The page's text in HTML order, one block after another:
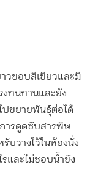
าวขอบสีเขียวและมี
งทนทานและยัง
ปขยายพันธุ์ต่อได้
ารดูดซับสารพิษ
บวางไว้ในห้องนั่ง
และไม่ชอบน้ำขัง